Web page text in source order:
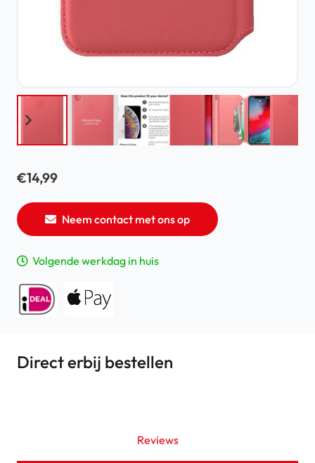
€14,99
Neem contact met ons op
Volgende werkdag in huis
Direct erbij bestellen
Reviews